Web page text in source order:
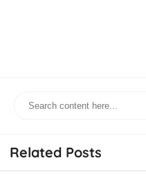
Related Posts